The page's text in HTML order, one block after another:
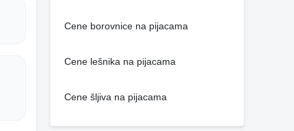
Cene borovnice na pijacama
Cene lešnika na pijacama
Cene šljiva na pijacama